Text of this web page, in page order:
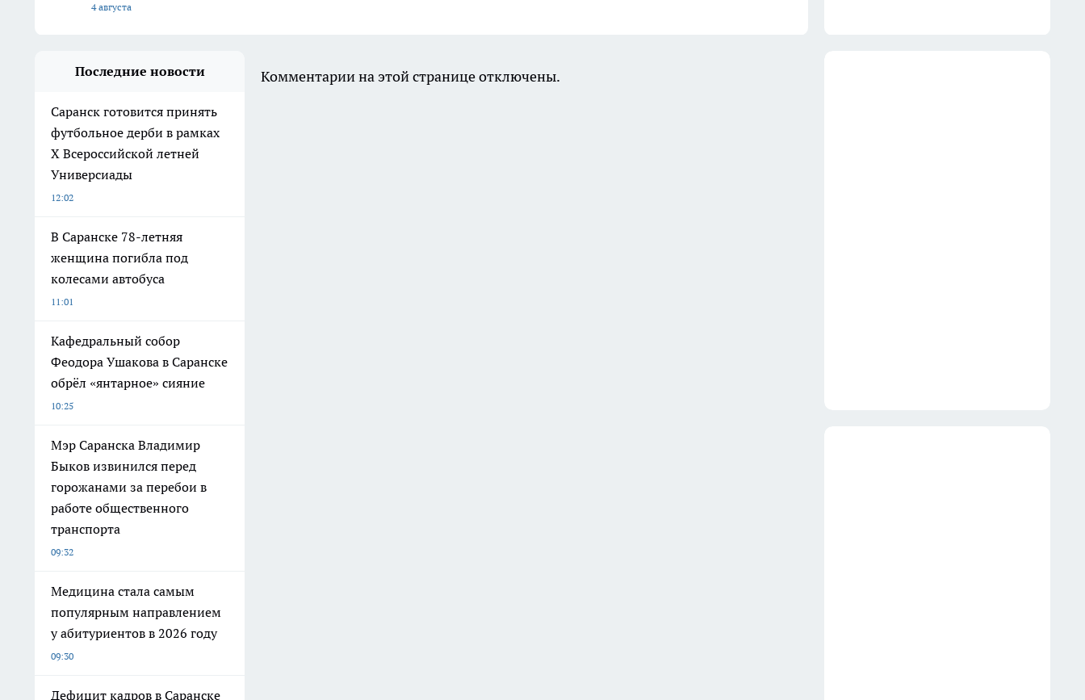
4 августа
Последние новости
Саранск готовится принять
футбольное дерби в рамках
X Всероссийской летней
Универсиады
12:02
В Саранске 78-летняя
женщина погибла под
колесами автобуса
11:01
Кафедральный собор
Феодора Ушакова в Саранске
обрёл «янтарное» сияние
10:25
Мэр Саранска Владимир
Быков извинился перед
горожанами за перебои в
работе общественного
транспорта
09:32
Медицина стала самым
популярным направлением
у абитуриентов в 2026 году
09:30
Дефицит кадров в Саранске
Комментарии на этой странице отключены.